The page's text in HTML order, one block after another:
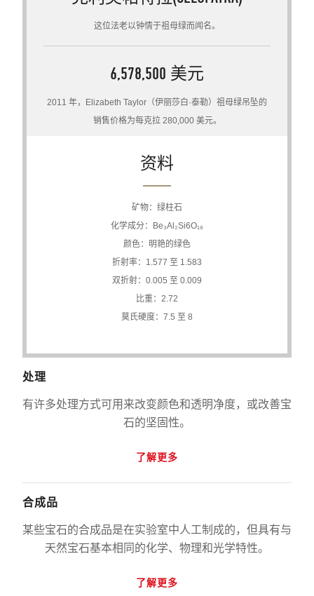
这位法老以钟情于祖母绿而闻名。
6,578,500 美元
2011 年，Elizabeth Taylor（伊丽莎白·泰勒）祖母绿吊坠的
销售价格为每克拉 280,000 美元。
资料
矿物：绿柱石
化学成分：Be₃Al₂Si6O₁₈
颜色：明艳的绿色
折射率：1.577 至 1.583
双折射：0.005 至 0.009
比重：2.72
莫氏硬度：7.5 至 8
处理
有许多处理方式可用来改变颜色和透明净度，或改善宝
石的坚固性。
了解更多
合成品
某些宝石的合成品是在实验室中人工制成的，但具有与
天然宝石基本相同的化学、物理和光学特性。
了解更多